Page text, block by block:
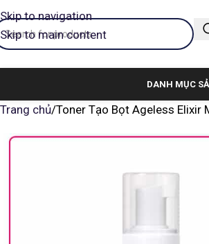
Skip to navigation
Skip to main content
DANH MỤC
Trang chủ Toner Tạo Bọt Ageless Elixir